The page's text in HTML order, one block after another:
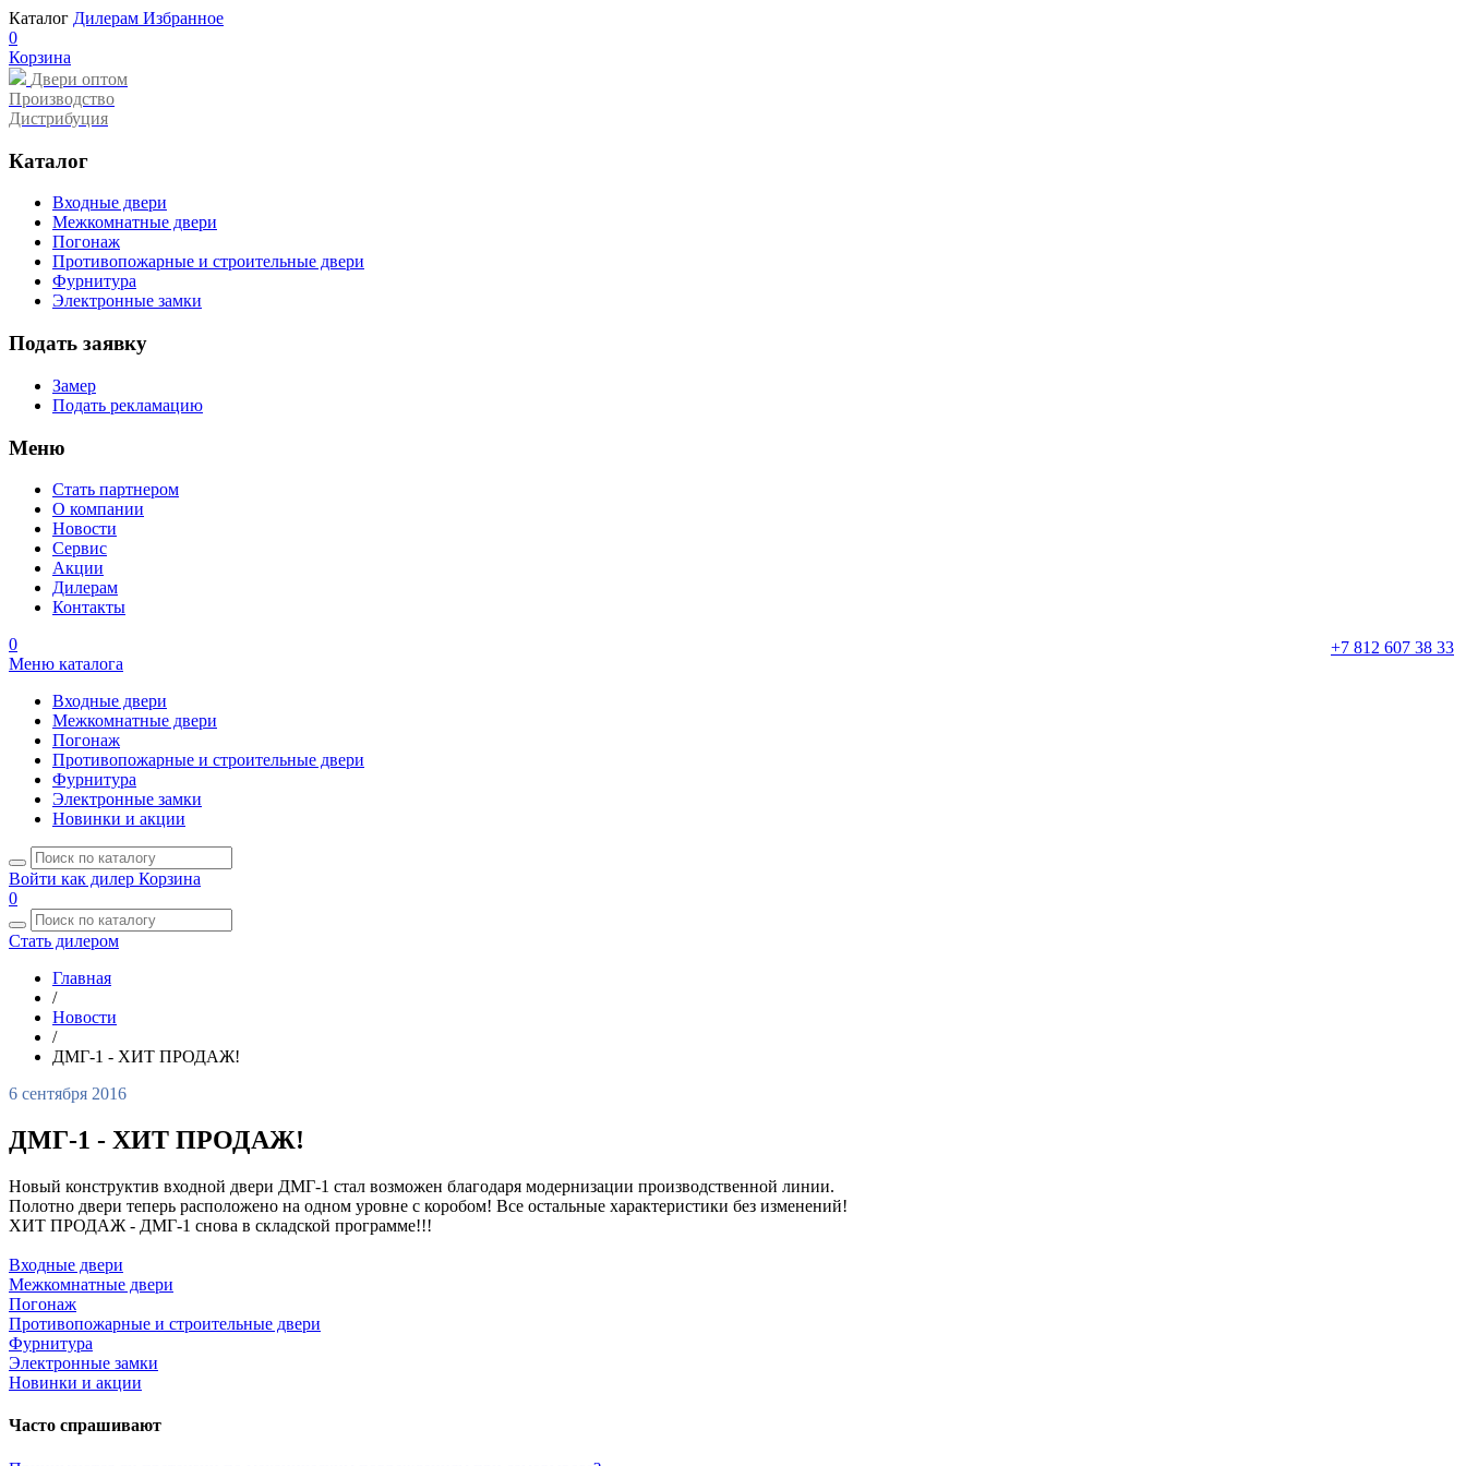
Каталог Дилерам Избранное
0
Корзина
Двери оптом
Производство
Дистрибуция
Каталог
Входные двери
Межкомнатные двери
Погонаж
Противопожарные и строительные двери
Фурнитура
Электронные замки
Подать заявку
Замер
Подать рекламацию
Меню
Стать партнером
О компании
Новости
Сервис
Акции
Дилерам
Контакты
+7 812 607 38 33
0
Меню каталога
Входные двери
Межкомнатные двери
Погонаж
Противопожарные и строительные двери
Фурнитура
Электронные замки
Новинки и акции
Войти как дилер Корзина
0
Стать дилером
Главная
/
Новости
/
ДМГ-1 - ХИТ ПРОДАЖ!
6 сентября 2016
ДМГ-1 - ХИТ ПРОДАЖ!
Новый конструктив входной двери ДМГ-1 стал возможен благодаря модернизации производственной линии.
Полотно двери теперь расположено на одном уровне с коробом! Все остальные характеристики без изменений!
ХИТ ПРОДАЖ - ДМГ-1 снова в складской программе!!!
Входные двери
Межкомнатные двери
Погонаж
Противопожарные и строительные двери
Фурнитура
Электронные замки
Новинки и акции
Часто спрашивают